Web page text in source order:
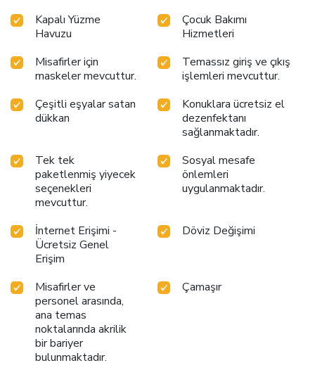
Kapalı Yüzme
Havuzu
Çocuk Bakımı
Hizmetleri
Misafirler için
maskeler mevcuttur.
Temassız giriş ve çıkış
işlemleri mevcuttur.
Çeşitli eşyalar satan
dükkan
Konuklara ücretsiz el
dezenfektanı
sağlanmaktadır.
Tek tek
paketlenmiş yiyecek
seçenekleri
mevcuttur.
Sosyal mesafe
önlemleri
uygulanmaktadır.
İnternet Erişimi -
Ücretsiz Genel
Erişim
Döviz Değişimi
Misafirler ve
personel arasında,
ana temas
noktalarında akrilik
bir bariyer
bulunmaktadır.
Çamaşır